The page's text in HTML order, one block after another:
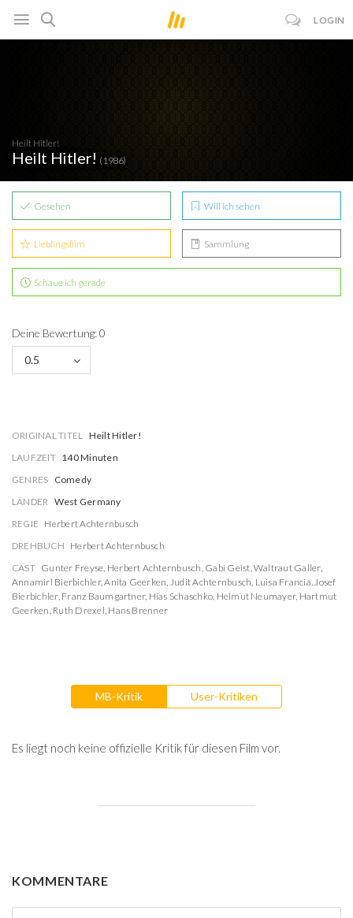
LOGIN
Heilt Hitler!
Heilt Hitler! (1986)
Gesehen Will ich sehen
Lieblingsfilm Sammlung
Schaue ich gerade
Deine Bewertung: 0
0.5
ORIGINAL TITEL Heilt Hitler!
LAUFZEIT 140 Minuten
GENRES Comedy
LÄNDER West Germany
REGIE Herbert Achternbusch
DREHBUCH Herbert Achternbusch
CAST Gunter Freyse, Herbert Achternbusch, Gabi Geist,Waltraut Galler,
Annamirl Bierbichler,Anita Geerken, Judit Achternbusch, Luisa Francia,Josef
Bierbichler, Franz Baumgartner, Hias Schaschko, Helmut Neumayer, Hartmut
Geerken, Ruth Drexel, Hans Brenner
MB-Kritik User-Kritiken
Es liegt noch keine offizielle Kritik für diesen Film vor.
KOMMENTARE